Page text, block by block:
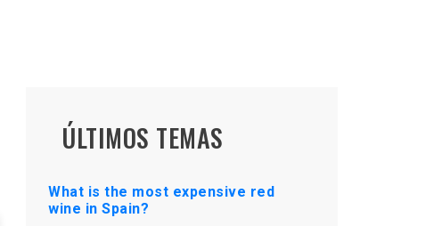
ÚLTIMOS TEMAS
What is the most expensive red
wine in Spain?